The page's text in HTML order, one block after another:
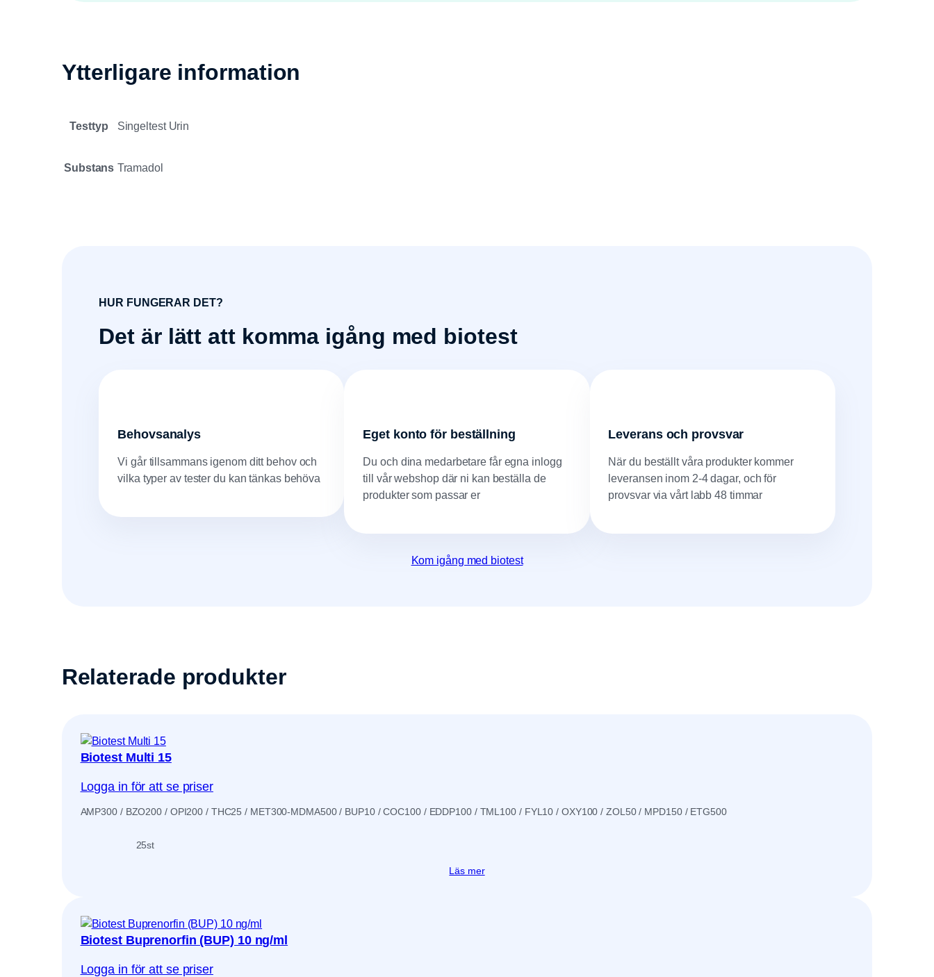
Ytterligare information
Testtyp Singeltest Urin
Substans Tramadol
HUR FUNGERAR DET?
Det är lätt att komma igång med biotest
Behovsanalys
Vi går tillsammans igenom ditt behov och
vilka typer av tester du kan tänkas behöva
Eget konto för beställning
Du och dina medarbetare får egna inlogg
till vår webshop där ni kan beställa de
produkter som passar er
Leverans och provsvar
När du beställt våra produkter kommer
leveransen inom 2-4 dagar, och för
provsvar via vårt labb 48 timmar
Kom igång med biotest
Relaterade produkter
Biotest Multi 15
Logga in för att se priser
AMP300 / BZO200 / OPI200 / THC25 / MET300-MDMA500 / BUP10 / COC100 / EDDP100 / TML100 / FYL10 / OXY100 / ZOL50 / MPD150 / ETG500
25st
Läs mer
Biotest Buprenorfin (BUP) 10 ng/ml
Logga in för att se priser